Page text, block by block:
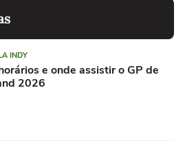
INDY
e onde assistir o GP de
2026